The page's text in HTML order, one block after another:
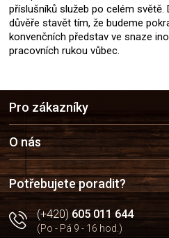
příslušníků služeb po celém
důvěře stavět tím, že budeme
konvenčních představ ve snaze
pracovních rukou vůbec.
a
t
í
Pro zákazníky
O nás
Potřebujete poradit?
(+420)605 011 644
(Po - Pá 9 - 16 hod.)